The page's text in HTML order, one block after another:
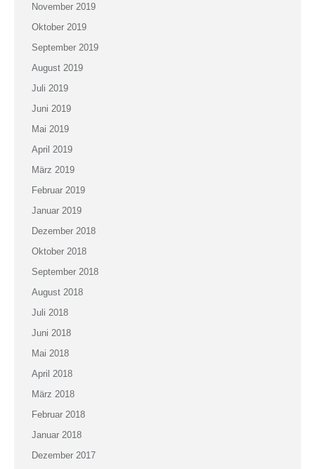
November 2019
Oktober 2019
September 2019
August 2019
Juli 2019
Juni 2019
Mai 2019
April 2019
März 2019
Februar 2019
Januar 2019
Dezember 2018
Oktober 2018
September 2018
August 2018
Juli 2018
Juni 2018
Mai 2018
April 2018
März 2018
Februar 2018
Januar 2018
Dezember 2017